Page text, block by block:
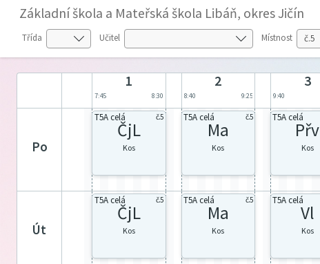
Základní škola a Mateřská škola Libáň, okres Jičín
Třída Učitel Místnost
1
7:45 8:30
2
8:40 9:25
3
9:40
po
T5A celá č.5
ČjL
Kos
T5A celá č.5
Ma
Kos
T5A celá
Přv
Kos
út
T5A celá č.5
ČjL
Kos
T5A celá č.5
Ma
Kos
T5A celá
Vl
Kos